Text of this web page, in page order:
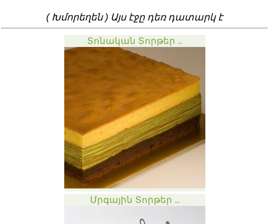
( Խմորեղեն ) Այս էջը դեռ դատարկ է
Տոնական Տորթեր ..
Մրգային Տորթեր ..